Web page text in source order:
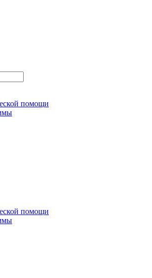
помощи
помощи